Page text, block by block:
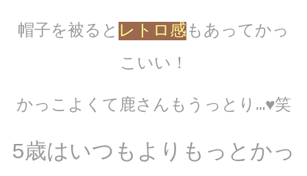
帽子を被ると レトロ感もあってかっ
こいい！
かっこよくて鹿さんもうっとり…♥笑
5歳はいつもよりもっとかっ